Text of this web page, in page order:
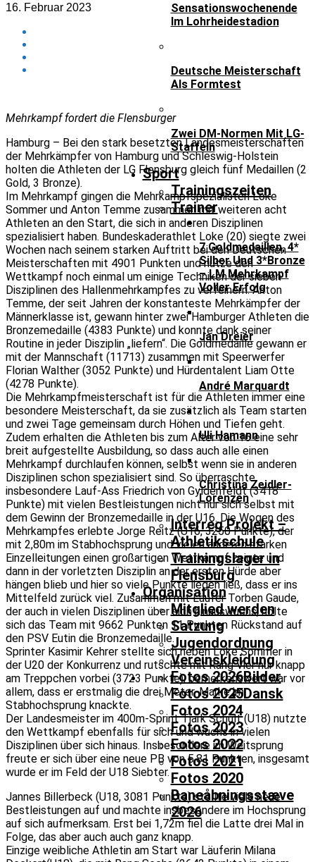
Sensationswochenende
Im Lohrheidestadion
Deutsche Meisterschaft
Als Formtest
Zwei DM-Normen Mit LG-
Staffeln
Sport
Trainingszeiten
Trainer
7 Goldmedaillen, 4*
Silber Und 3*Bronze
– LM Mehrkampf
Voller Erfolg
Jan Dreier
André Marquardt
Uli Hamann
Christina Zeidler-
Lorenzen
Interreg Projekt –
Athletikschule
Trainingslager in
Flensburg
Organisation
Mitglied werden
Satzung
Jugendordnung
Vereinskleidung
Bilder
Fotos 2026
Fotos 2025
Fotos 2024
Fotos 2023
Fotos 2022
Fotos 2021
Fotos 2020
Dansk
Baneåbningsstæve
2026
16. Februar 2023
Mehrkampf fordert die Flensburger
Hamburg – Bei den stark besetzten Landesmeisterschaften
der Mehrkämpfer von Hamburg und Schleswig-Holstein
holten die Athleten der LG Flensburg gleich fünf Medaillen (2
Gold, 3 Bronze).
Im Mehrkampf gingen die Mehrkampfspezialisten Loke
Sommer und Anton Temme zusammen mit weiteren acht
Athleten an den Start, die sich in anderen Disziplinen
spezialisiert haben. Bundeskaderathlet Loke (20) siegte zwei
Wochen nach seinem starken Auftritt bei den Deutschen
Meisterschaften mit 4901 Punkten und nutze den
Wettkampf noch einmal um einige Techniken der sieben
Disziplinen des Hallenmehrkampfes zu verfeinern. Anton
Temme, der seit Jahren der konstanteste Mehrkämpfer der
Männerklasse ist, gewann hinter zwei Hamburger Athleten die
Bronzemedaille (4383 Punkte) und konnte dank seiner
Routine in jeder Disziplin „liefern“. Die Goldmedaille gewann er
mit der Mannschaft (11713) zusammen mit Speerwerfer
Florian Walther (3052 Punkte) und Hürdentalent Liam Otte
(4278 Punkte).
Die Mehrkampfmeisterschaft ist für die Athleten immer eine
besondere Meisterschaft, da sie zusätzlich als Team starten
und zwei Tage gemeinsam durch Höhen und Tiefen geht.
Zudem erhalten die Athleten bis zum Alter von 16 eine sehr
breit aufgestellte Ausbildung, so dass auch alle einen
Mehrkampf durchlaufen können, selbst wenn sie in anderen
Disziplinen schon spezialisiert sind. So überraschte
insbesondere Lauf-Ass Friedrich von Gyldenfeldt (3418
Punkte) mit vielen Bestleistungen nicht nur sich selbst mit
dem Gewinn der Bronzemedaille in der U16. Die Wogen des
Mehrkampfes erlebte Jorge Reitz (U16, 3250 Punkte), der
mit 2,80m im Stabhochsprung und vielen anderen starken
Einzelleitungen einen großartigen Wettkampf zeigte und
dann in der vorletzten Disziplin an der ersten Hürde aber
hängen blieb und hier so viele Punkte liegen ließ, dass er ins
Mittelfeld zurück viel. Zusammen mit Läufer Torben Gaude,
der auch in vielen Disziplinen über sich hinauswuchs, holte
sich das Team mit 9662 Punkten 11 Punkten Rückstand auf
den PSV Eutin die Bronzemedaille.
Sprinter Kasimir Kehrer stellte sich neben Loke Sommer in
der U20 der Konkurrenz und rutschte mit Rang Vier nur knapp
am Treppchen vorbei (3723 Punkte), bemerkenswert war vor
allem, dass er erstmalig die drei Meter-Marke im
Stabhochsprung knackte.
Der Landesmeister im 400m-Sprint Tjark Schult (U18) nutzte
den Wettkampf ebenfalls für sich und wuchs in vielen
Disziplinen über sich hinaus. Insbesondere im Weitsprung
freute er sich über eine neue PB von 5,81 Punkten, insgesamt
wurde er im Feld der U18 Siebter.
Jannes Billerbeck (U18, 3081 Punkte) stellte viele neue
Bestleistungen auf und machte insbesondere im Hochsprung
auf sich aufmerksam. Erst bei 1,72m fiel die Latte drei Mal in
Folge, das aber auch auch ganz knapp.
Einzige weibliche Athletin am Start war Läuferin Milana